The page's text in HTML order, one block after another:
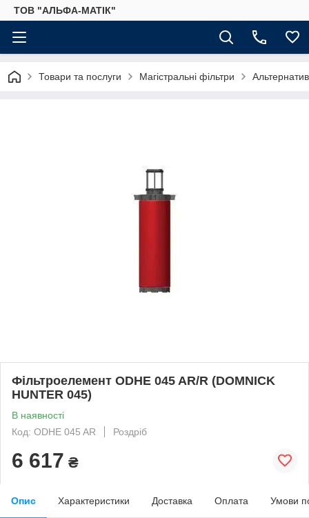
ТОВ "АЛЬФА-МАТІК"
Товари та послуги Магістральні фільтри
Фільтроелемент ODHE 045 AR/R (DOMNICK
HUNTER 045)
В наявності
Код: ODHE 045 AR
Роздріб
6 617 ₴
Опис Характеристики Доставка Оплата Умови